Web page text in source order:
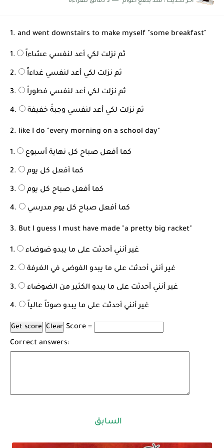
1. and went downstairs to make myself "some breakfast"
ثم نزلت لكي أعد لنفسي عشاءاً
ثم نزلت لكي أعد لنفسي غداءاً
ثم نزلت لكي أعد لنفسي فطوراً
ثم نزلت لكي أعد لنفسي وجبةً خفيفة
2. like I do "every morning on a school day"
كما أفعل صباح كل نهاية أسبوع
كما أفعل كل يوم
كما أفعل صباح كل يوم
كما أفعل صباح كل يوم مدرسي
3. But I guess I must have made "a pretty big racket"
غير أنني أحدثت على ما يبدو ضوضاء
غير أنني أحدثت على ما يبدو الفوضى في الغرفة
غير أنني أحدثت على ما يبدو الكثير من الضوضاء
غير أنني أحدثت على ما يبدو صوتاً عالياً
Score =
Correct answers:
السابق